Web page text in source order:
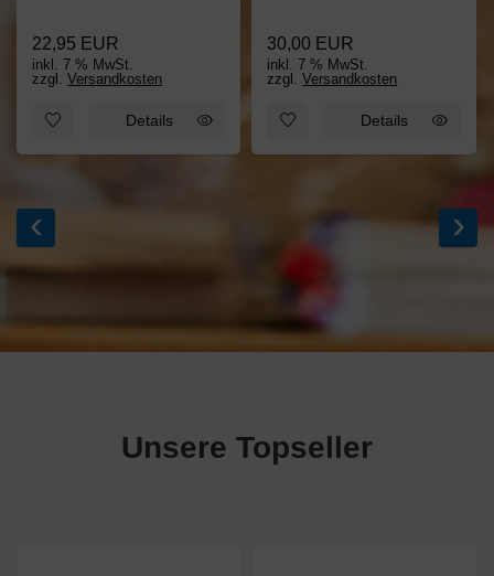
22,95 EUR
inkl. 7 % MwSt.
zzgl. Versandkosten
Zum Merkzettel hinzufügen: Allerlei-Baum weiß
Details
30,00 EUR
inkl. 7 % MwSt.
zzgl.Versandkosten
Zum Merkzettel hinzufügen:
Details
‹ ›
Unsere Topseller